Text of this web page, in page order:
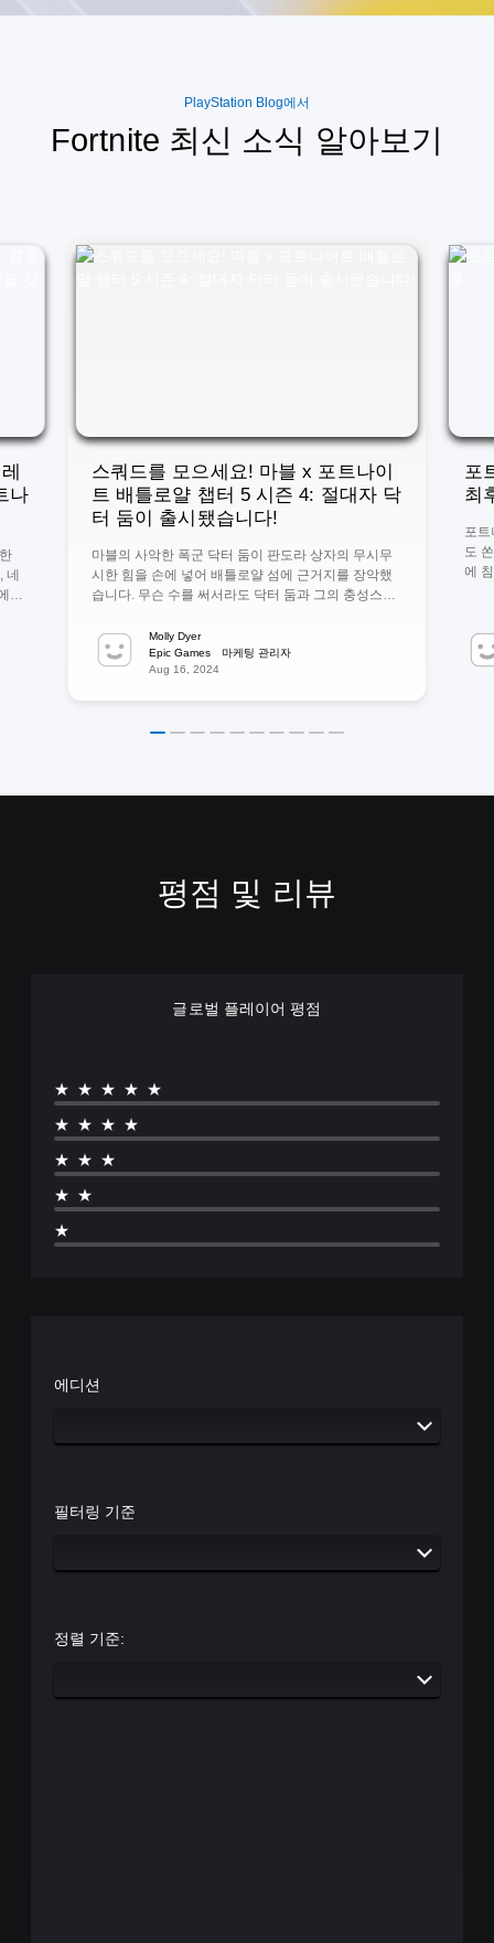
PlayStation Blog에서
Fortnite 최신 소식 알아보기
스쿼드를 모으세요! 마블 x 포트나이
트 배틀로얄 챕터 5 시즌 4: 절대자 닥
터 둠이 출시됐습니다!
마블의 사악한 폭군 닥터 둠이 판도라 상자의 무시무
시한 힘을 손에 넣어 배틀로얄 섬에 근거지를 장악했
습니다. 무슨 수를 써서라도 닥터 둠과 그의 충성스러
합류하세요. 그웬풀, 와칸다 왕족 슈리, 워머신과 함께
포트나이트 배틀로얄 챕터 5 시즌 4: 절대자 닥터 둠에
서 닥터 둠의 군단을 막아내세요! 둠의 영토에 맞서기
흥 캐슬 둠의 어두운 그림자가 섬에 드리워지고, 성의
합니다, 영웅들이여! 근처에 있는 둠 코트야드 랜드마
Molly Dyer
Epic Games 마케팅 관리자
Aug 16, 2024
포
최
포트
도
에
서,
께
시
나
네
서
지
평점 및 리뷰
글로벌 플레이어 평점
★★★★★
★★★★
★★★
★★
★
에디션
필터링 기준
정렬 기준: